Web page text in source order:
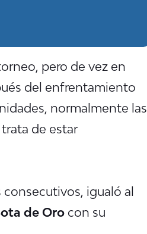
pero de vez en
del enfrentamiento
normalmente las
de estar
consecutivos, igualó al
de Oro con su